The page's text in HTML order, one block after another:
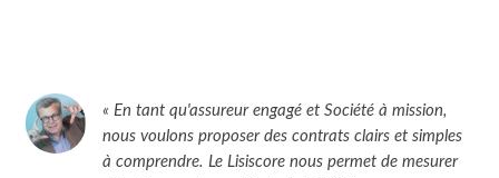
« En tant qu'assureur engagé et Société à mission,
nous voulons proposer des contrats clairs et simples
à comprendre. Le Lisiscore nous permet de mesurer